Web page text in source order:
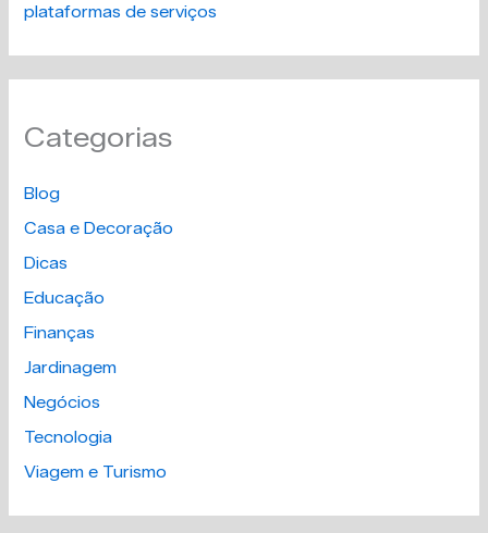
plataformas de serviços
Categorias
Blog
Casa e Decoração
Dicas
Educação
Finanças
Jardinagem
Negócios
Tecnologia
Viagem e Turismo